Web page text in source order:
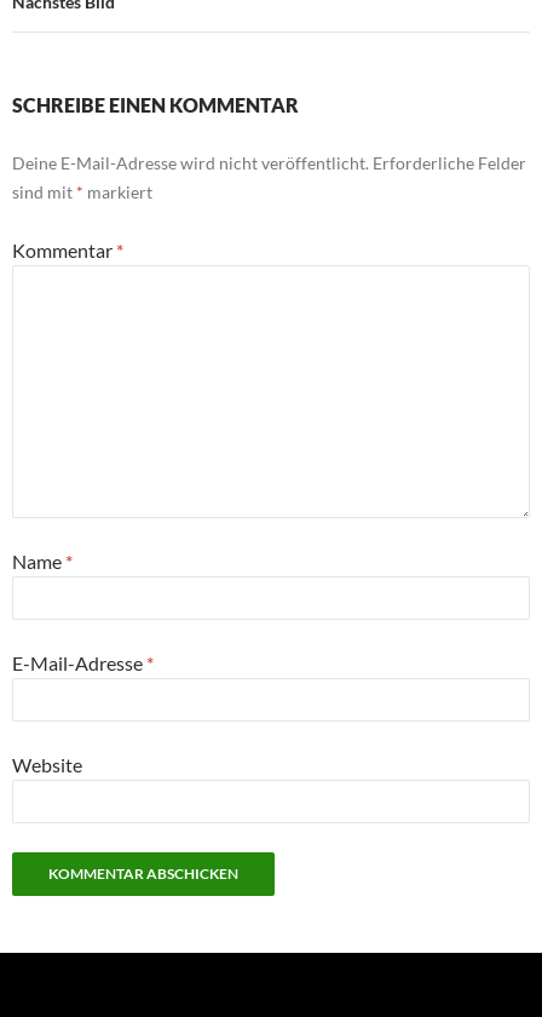
SCHREIBE EINEN KOMMENTAR
Deine E-Mail-Adresse wird nicht veröffentlicht. Erforderliche Felder
sind mit * markiert
Kommentar *
Name *
E-Mail-Adresse *
Website